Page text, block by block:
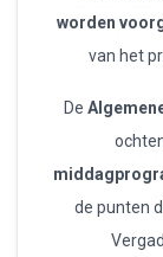
worden
van het
De
de punten